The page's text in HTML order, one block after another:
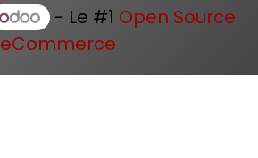
- Le #1 Open Source
eCommerce